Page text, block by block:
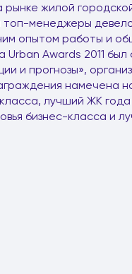
жилой
менеджеры
опытом работы и
Awards 2011 был
и прогнозы»,
намечена
лучший ЖК года
бизнес-класса и